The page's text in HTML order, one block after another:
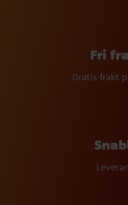
Fri
Gratis frakt